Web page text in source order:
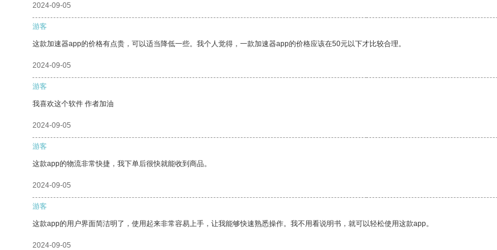
2024-09-05
游客
这款加速器app的价格有点贵，可以适当降低一些。我个人觉得，一款加速器app的价格应该在50元以下才比较合理。
2024-09-05
游客
我喜欢这个软件 作者加油
2024-09-05
游客
这款app的物流非常快捷，我下单后很快就能收到商品。
2024-09-05
游客
这款app的用户界面简洁明了，使用起来非常容易上手，让我能够快速熟悉操作。我不用看说明书，就可以轻松使用这款app。
2024-09-05